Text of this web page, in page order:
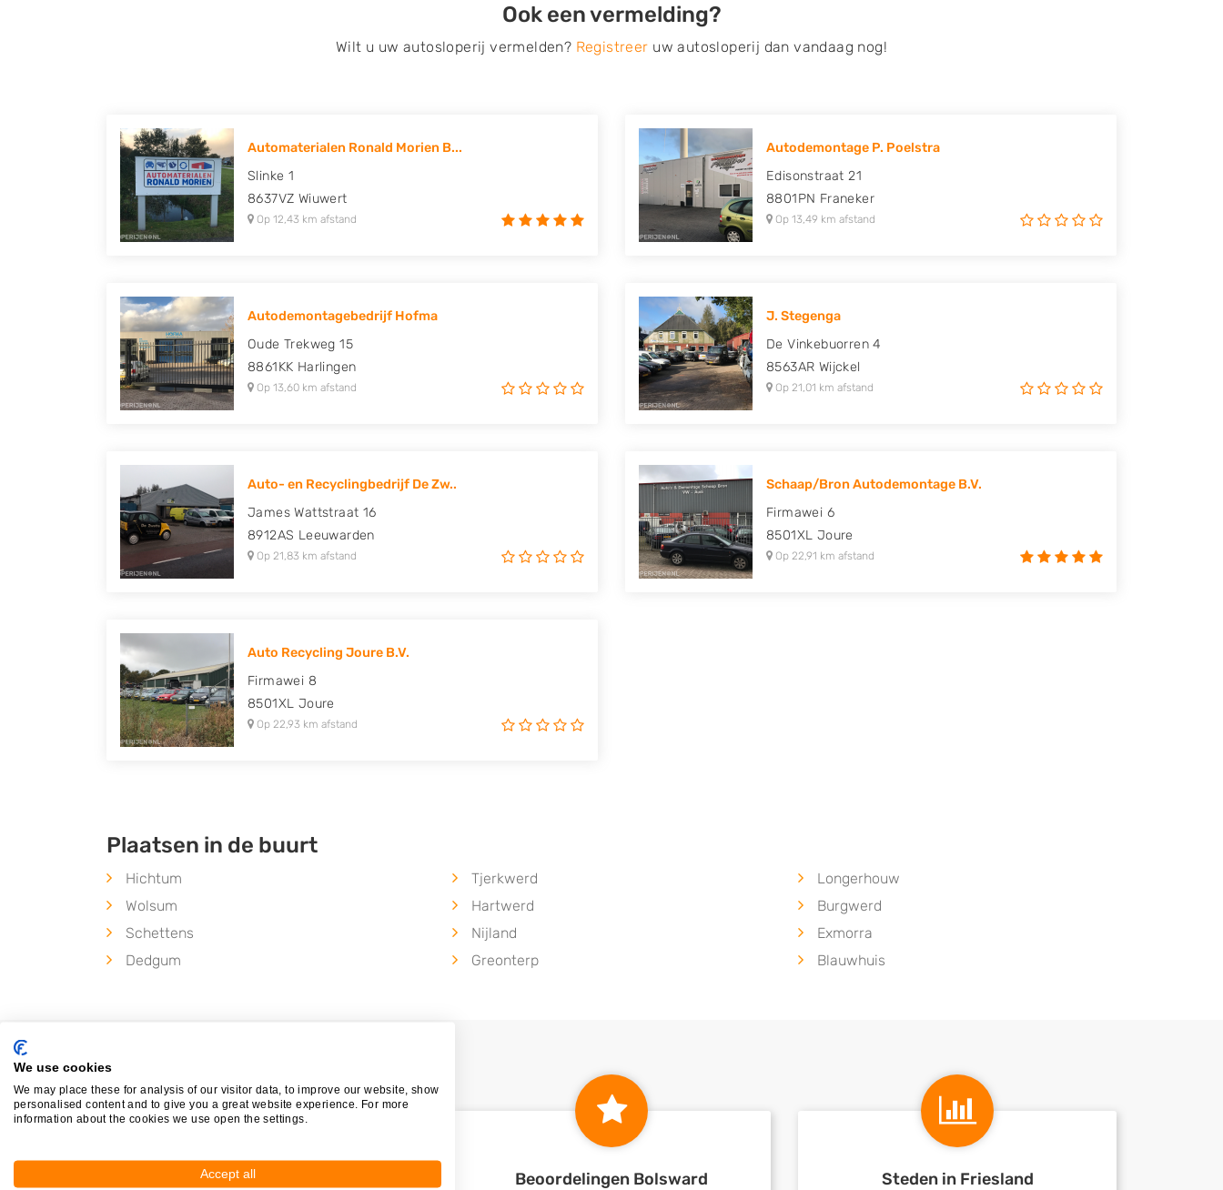
onderdelen offerte aanvragen? Dat kan via de Onderdelenlijn! Vul uw
kenteken in en druk op verzenden.
Honda, Hyundai, Kia, Mazda, Mercedes Benz, Mitsubishi, Nissan, Opel,
Peugeot, Porsche, Renault, Seat, Skoda, Suzuki, Tesla, Toyota,
Volkswagen en Volvo.
Ook een vermelding?
Wilt u uw autosloperij vermelden? Registreer uw autosloperij dan vandaag nog!
Automaterialen Ronald Morien B...
Slinke 1
8637VZ Wiuwert
Op 12,43 km afstand
Autodemontage P. Poelstra
Edisonstraat 21
8801PN Franeker
Op 13,49 km afstand
Autodemontagebedrijf Hofma
Oude Trekweg 15
8861KK Harlingen
Op 13,60 km afstand
J. Stegenga
De Vinkebuorren 4
8563AR Wijckel
Op 21,01 km afstand
Auto- en Recyclingbedrijf De Zw..
James Wattstraat 16
8912AS Leeuwarden
Op 21,83 km afstand
Schaap/Bron Autodemontage B.V.
Firmawei 6
8501XL Joure
Op 22,91 km afstand
Auto Recycling Joure B.V.
Firmawei 8
8501XL Joure
Op 22,93 km afstand
Plaatsen in de buurt
Hichtum Tjerkwerd
Longerhouw
Wolsum
Hartwerd
Burgwerd
Schettens
Nijland
Exmorra
Dedgum
Greonterp Blauwhuis
Nieuw in Bolsward Beoordelingen Bolsward Steden in Friesland
We use cookies
We may place these for analysis of our visitor data, to improve our website, show
personalised content and to give you a great website experience. For more
information about the cookies we use open the settings.
Accept all